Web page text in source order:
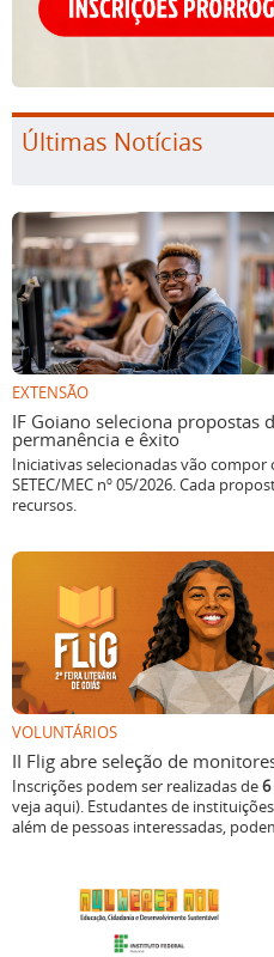
Últimas Notícias
EXTENSÃO
IF Goiano seleciona propostas
permanência e êxito
Iniciativas selecionadas vão
SETEC/MEC nº 05/2026. Cada
recursos.
VOLUNTÁRIOS
II Flig abre seleção de
Inscrições podem ser realizadas de6
veja aqui). Estudantes de
além de pessoas interessadas,